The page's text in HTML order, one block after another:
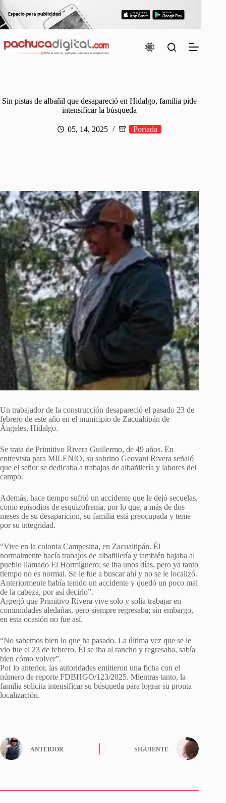
Saltar
al
contenido
Sin pistas de albañil que desapareció en Hidalgo, familia pide
intensificar la búsqueda
05, 14, 2025 Portada
Un trabajador de la construcción desapareció el pasado 23 de
febrero de este año en el municipio de Zacualtipán de
Ángeles, Hidalgo.
​Se trata de Primitivo Rivera Guillermo, de 49 años. En
entrevista para MILENIO, su sobrino Geovani Rivera señaló
que el señor se dedicaba a trabajos de albañilería y labores del
campo.
Además, hace tiempo sufrió un accidente que le dejó secuelas,
como episodios de esquizofrenia, por lo que, a más de dos
meses de su desaparición, su familia está preocupada y teme
por su integridad.
“Vive en la colonia Campesina, en Zacualtipán. Él
normalmente hacía trabajos de albañilería y también bajaba al
pueblo llamado El Hormiguero; se iba unos días, pero ya tanto
tiempo no es normal. Se le fue a buscar ahí y no se le localizó.
Anteriormente había tenido un accidente y quedó un poco mal
de la cabeza, por así decirlo”.
Agregó que Primitivo Rivera vive solo y solía trabajar en
comunidades aledañas, pero siempre regresaba; sin embargo,
en esta ocasión no fue así.
“No sabemos bien lo que ha pasado. La última vez que se le
vio fue el 23 de febrero. Él se iba al rancho y regresaba, sabía
bien cómo volver”.
Por lo anterior, las autoridades emitieron una ficha con el
número de reporte FDBHGO/123/2025. Mientras tanto, la
familia solicita intensificar su búsqueda para lograr su pronta
localización.
ANTERIOR SIGUIENTE